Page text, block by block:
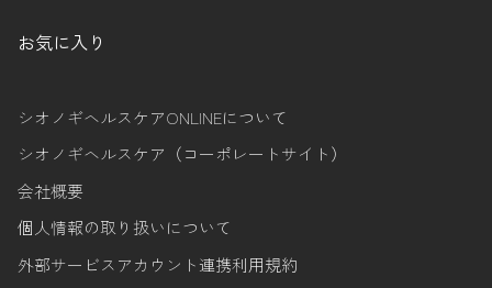
お気に入り
シオノギヘルスケアONLINEについて
シオノギヘルスケア（コーポレートサイト）
会社概要
個人情報の取り扱いについて
外部サービスアカウント連携利用規約